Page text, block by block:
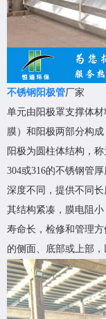
不锈钢阳极管厂家
单元由阳极罩支撑体
膜）和阳极两部分构成
阳极为圆柱体结构，称
304或316的不锈钢管
深度不同，提供不同长
其结构紧凑，膜电阻
寿命长，检修和管理
的侧面、底部或上部，